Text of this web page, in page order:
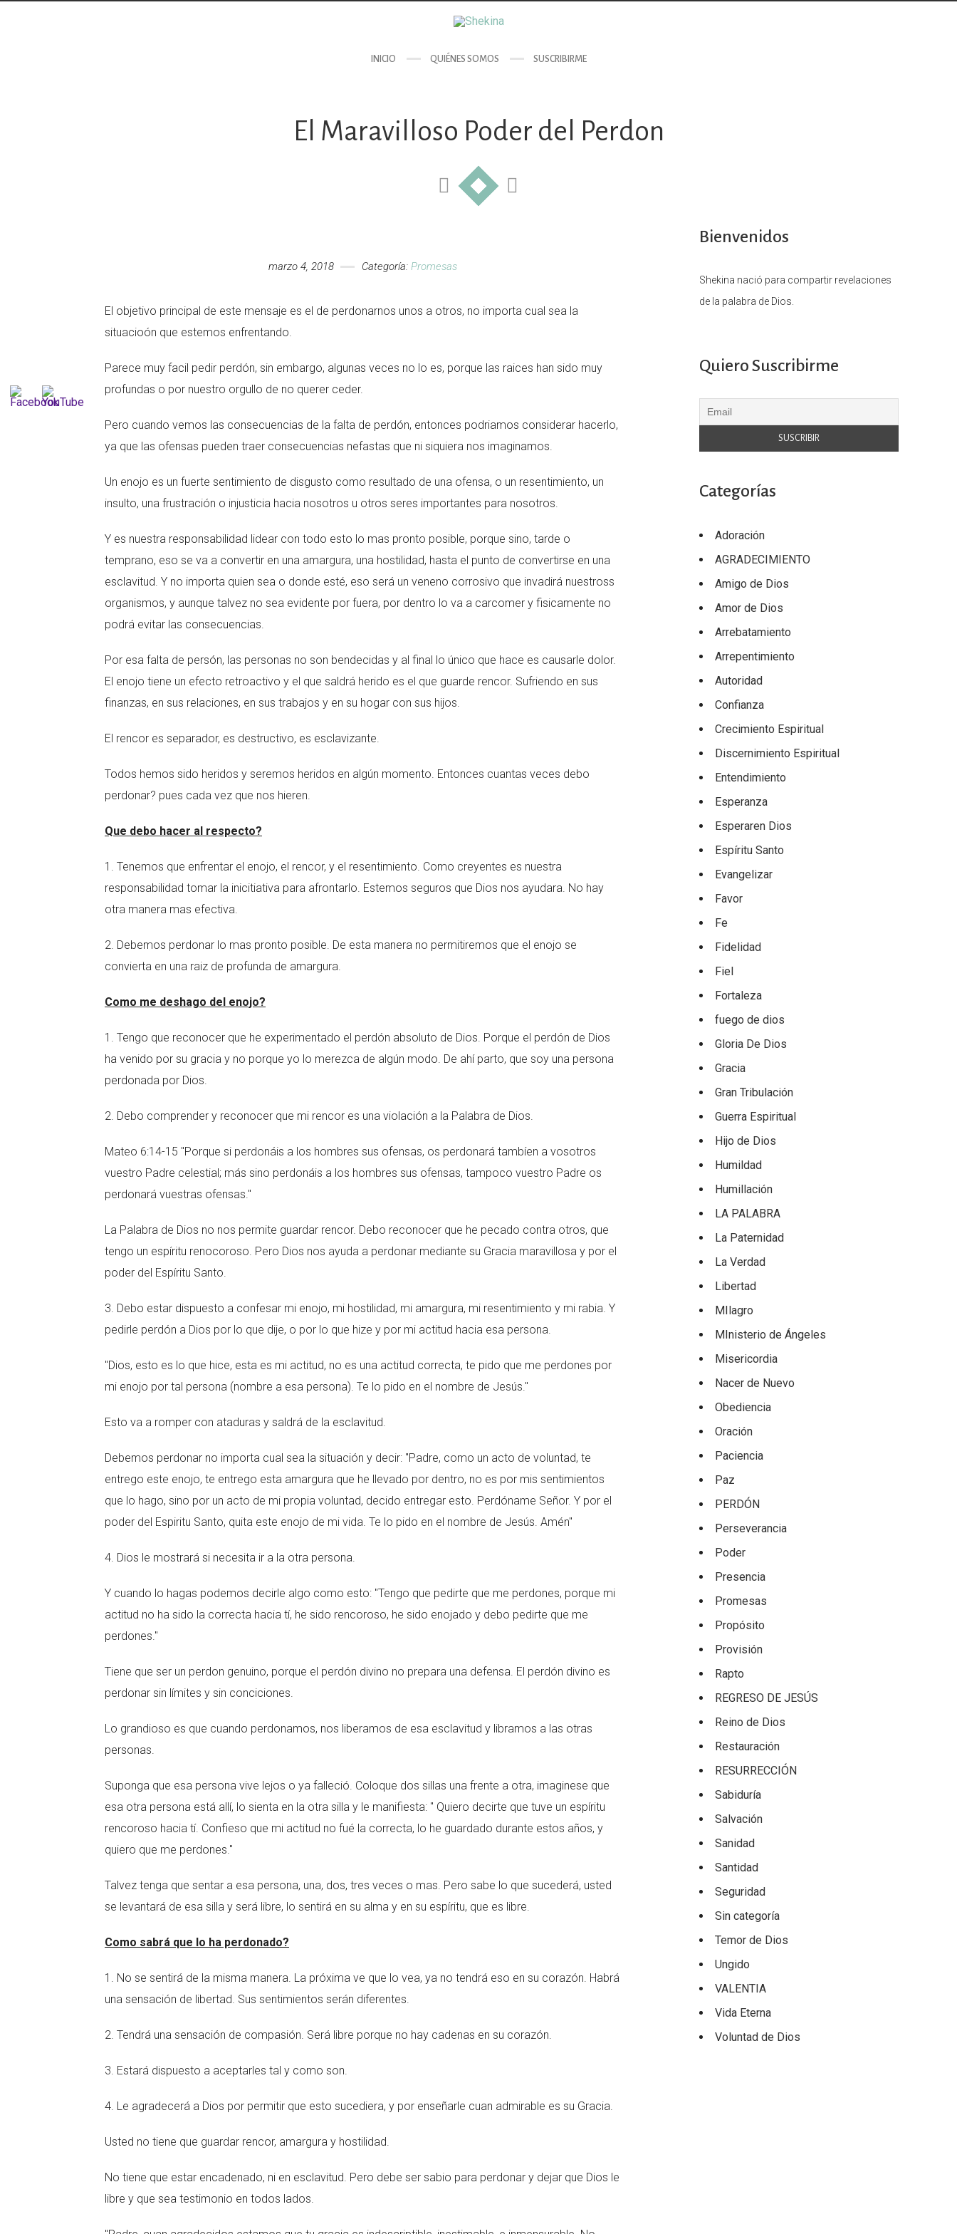
INICIO QUIÉNES SOMOS SUSCRIBIRME
El Maravilloso Poder del Perdon
marzo 4, 2018 Categoría: Promesas
El objetivo principal de este mensaje es el de perdonarnos unos a otros, no importa cual sea la
situacioón que estemos enfrentando.
Parece muy facil pedir perdón, sin embargo, algunas veces no lo es, porque las raices han sido muy
profundas o por nuestro orgullo de no querer ceder.
Pero cuando vemos las consecuencias de la falta de perdón, entonces podriamos considerar hacerlo,
ya que las ofensas pueden traer consecuencias nefastas que ni siquiera nos imaginamos.
Un enojo es un fuerte sentimiento de disgusto como resultado de una ofensa, o un resentimiento, un
insulto, una frustración o injusticia hacia nosotros u otros seres importantes para nosotros.
Y es nuestra responsabilidad lidear con todo esto lo mas pronto posible, porque sino, tarde o
temprano, eso se va a convertir en una amargura, una hostilidad, hasta el punto de convertirse en una
esclavitud. Y no importa quien sea o donde esté, eso será un veneno corrosivo que invadirá nuestross
organismos, y aunque talvez no sea evidente por fuera, por dentro lo va a carcomer y fisicamente no
podrá evitar las consecuencias.
Por esa falta de persón, las personas no son bendecidas y al final lo único que hace es causarle dolor.
El enojo tiene un efecto retroactivo y el que saldrá herido es el que guarde rencor. Sufriendo en sus
finanzas, en sus relaciones, en sus trabajos y en su hogar con sus hijos.
El rencor es separador, es destructivo, es esclavizante.
Todos hemos sido heridos y seremos heridos en algún momento. Entonces cuantas veces debo
perdonar? pues cada vez que nos hieren.
Que debo hacer al respecto?
1. Tenemos que enfrentar el enojo, el rencor, y el resentimiento. Como creyentes es nuestra
responsabilidad tomar la inicitiativa para afrontarlo. Estemos seguros que Dios nos ayudara. No hay
otra manera mas efectiva.
2. Debemos perdonar lo mas pronto posible. De esta manera no permitiremos que el enojo se
convierta en una raiz de profunda de amargura.
Como me deshago del enojo?
1. Tengo que reconocer que he experimentado el perdón absoluto de Dios. Porque el perdón de Dios
ha venido por su gracia y no porque yo lo merezca de algún modo. De ahí parto, que soy una persona
perdonada por Dios.
2. Debo comprender y reconocer que mi rencor es una violación a la Palabra de Dios.
Mateo 6:14-15 "Porque si perdonáis a los hombres sus ofensas, os perdonará tambíen a vosotros
vuestro Padre celestial; más sino perdonáis a los hombres sus ofensas, tampoco vuestro Padre os
perdonará vuestras ofensas."
La Palabra de Dios no nos permite guardar rencor. Debo reconocer que he pecado contra otros, que
tengo un espíritu renocoroso. Pero Dios nos ayuda a perdonar mediante su Gracia maravillosa y por el
poder del Espíritu Santo.
3. Debo estar dispuesto a confesar mi enojo, mi hostilidad, mi amargura, mi resentimiento y mi rabia. Y
pedirle perdón a Dios por lo que dije, o por lo que hize y por mi actitud hacia esa persona.
"Dios, esto es lo que hice, esta es mi actitud, no es una actitud correcta, te pido que me perdones por
mi enojo por tal persona (nombre a esa persona). Te lo pido en el nombre de Jesús."
Esto va a romper con ataduras y saldrá de la esclavitud.
Debemos perdonar no importa cual sea la situación y decir: "Padre, como un acto de voluntad, te
entrego este enojo, te entrego esta amargura que he llevado por dentro, no es por mis sentimientos
que lo hago, sino por un acto de mi propia voluntad, decido entregar esto. Perdóname Señor. Y por el
poder del Espiritu Santo, quita este enojo de mi vida. Te lo pido en el nombre de Jesús. Amén"
4. Dios le mostrará si necesita ir a la otra persona.
Y cuando lo hagas podemos decirle algo como esto: "Tengo que pedirte que me perdones, porque mi
actitud no ha sido la correcta hacia tí, he sido rencoroso, he sido enojado y debo pedirte que me
perdones."
Tiene que ser un perdon genuino, porque el perdón divino no prepara una defensa. El perdón divino es
perdonar sin límites y sin conciciones.
Lo grandioso es que cuando perdonamos, nos liberamos de esa esclavitud y libramos a las otras
personas.
Suponga que esa persona vive lejos o ya falleció. Coloque dos sillas una frente a otra, imaginese que
esa otra persona está allí, lo sienta en la otra silla y le manifiesta: " Quiero decirte que tuve un espíritu
rencoroso hacia tí. Confieso que mi actitud no fué la correcta, lo he guardado durante estos años, y
quiero que me perdones."
Talvez tenga que sentar a esa persona, una, dos, tres veces o mas. Pero sabe lo que sucederá, usted
se levantará de esa silla y será libre, lo sentirá en su alma y en su espíritu, que es libre.
Como sabrá que lo ha perdonado?
1. No se sentirá de la misma manera. La próxima ve que lo vea, ya no tendrá eso en su corazón. Habrá
una sensación de libertad. Sus sentimientos serán diferentes.
2. Tendrá una sensación de compasión. Será libre porque no hay cadenas en su corazón.
3. Estará dispuesto a aceptarles tal y como son.
4. Le agradecerá a Dios por permitir que esto sucediera, y por enseñarle cuan admirable es su Gracia.
Usted no tiene que guardar rencor, amargura y hostilidad.
No tiene que estar encadenado, ni en esclavitud. Pero debe ser sabio para perdonar y dejar que Dios le
libre y que sea testimonio en todos lados.
Bienvenidos
Shekina nació para compartir revelaciones
de la palabra de Dios.
Quiero Suscribirme
Categorías
Adoración
AGRADECIMIENTO
Amigo de Dios
Amor de Dios
Arrebatamiento
Arrepentimiento
Autoridad
Confianza
Crecimiento Espiritual
Discernimiento Espiritual
Entendimiento
Esperanza
Esperaren Dios
Espíritu Santo
Evangelizar
Favor
Fe
Fidelidad
Fiel
Fortaleza
fuego de dios
Gloria De Dios
Gracia
Gran Tribulación
Guerra Espiritual
Hijo de Dios
Humildad
Humillación
LA PALABRA
La Paternidad
La Verdad
Libertad
MIlagro
MInisterio de Ángeles
Misericordia
Nacer de Nuevo
Obediencia
Oración
Paciencia
Paz
PERDÓN
Perseverancia
Poder
Presencia
Promesas
Propósito
Provisión
Rapto
REGRESO DE JESÚS
Reino de Dios
Restauración
RESURRECCIÓN
Sabiduría
Salvación
Sanidad
Santidad
Seguridad
Sin categoría
Temor de Dios
Ungido
VALENTIA
Vida Eterna
Voluntad de Dios